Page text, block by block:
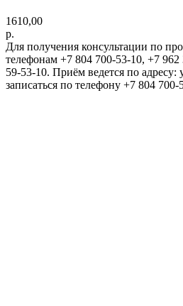
1610,00
р.
Для получения консультации по
телефонам +7 804 700-53-10, +7
59-53-10. Приём ведется по адресу:
записаться по телефону +7 804 700-